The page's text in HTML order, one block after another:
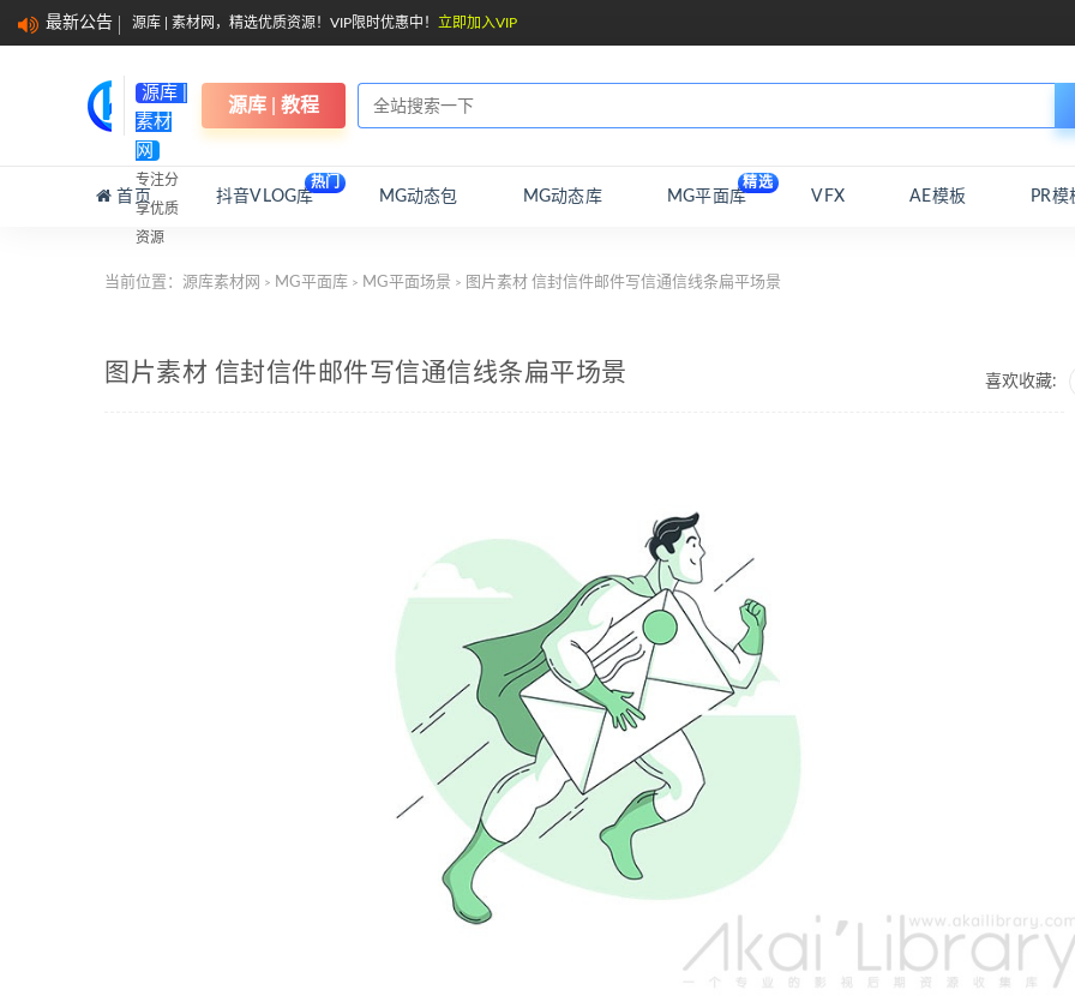
最新公告 源库 | 素材网，精选优质资源！VIP限时优惠中！ 立即加入VIP
源库 |
素材
网
专注分
享优质
资源
源库 | 教程
首页 抖音VLOG库
热门
MG动态包 MG动态库 MG平面库
精选
VFX AE模板 PR模
当前位置： 源库素材网 > MG平面库 > MG平面场景 > 图片素材 信封信件邮件写信通信线条扁平场景
喜欢收藏:
图片素材 信封信件邮件写信通信线条扁平场景